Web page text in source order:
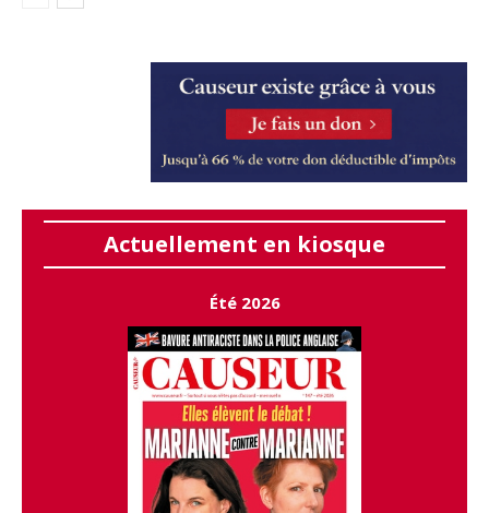
Actuellement en kiosque
Été 2026